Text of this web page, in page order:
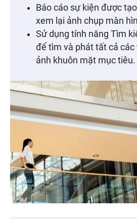
Báo cáo sự kiện được
xem lại ảnh chụp màn
Sử dụng tính năng Tìm
để tìm và phát tất cả các
ảnh khuôn mặt mục tiêu.